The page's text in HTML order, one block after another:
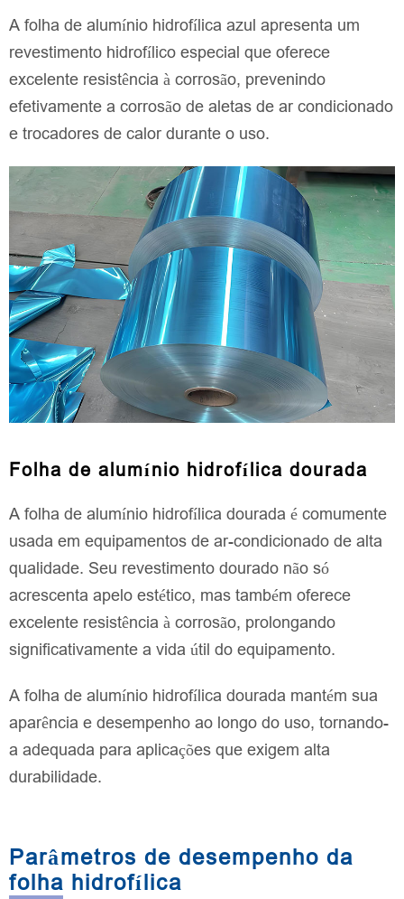
A folha de alumínio hidrofílica azul apresenta um
revestimento hidrofílico especial que oferece
excelente resistência à corrosão, prevenindo
efetivamente a corrosão de aletas de ar condicionado
e trocadores de calor durante o uso.
Folha de alumínio hidrofílica dourada
A folha de alumínio hidrofílica dourada é comumente
usada em equipamentos de ar-condicionado de alta
qualidade. Seu revestimento dourado não só
acrescenta apelo estético, mas também oferece
excelente resistência à corrosão, prolongando
significativamente a vida útil do equipamento.
A folha de alumínio hidrofílica dourada mantém sua
aparência e desempenho ao longo do uso, tornando-
a adequada para aplicações que exigem alta
durabilidade.
Parâmetros de desempenho da
folha hidrofílica